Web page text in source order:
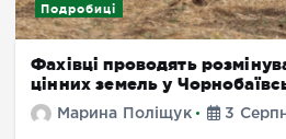
Подробиці
Фахівці проводять
цінних земель у
Марина Поліщук 3